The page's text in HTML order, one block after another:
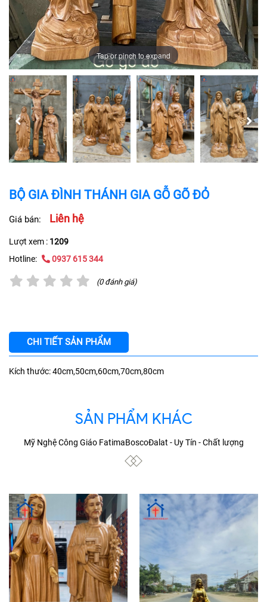
Tap or pinch to expand
BỘ GIA ĐÌNH THÁNH GIA GỖ GÕ ĐỎ
Giá bán: Liên hệ
Lượt xem : 1209
Hotline:
0937 615 344
(0 đánh giá)
CHI TIẾT SẢN PHẨM
Kích thước: 40cm,50cm,60cm,70cm,80cm
SẢN PHẨM KHÁC
Mỹ Nghệ Công Giáo FatimaBoscoĐalat - Uy Tín - Chất lượng